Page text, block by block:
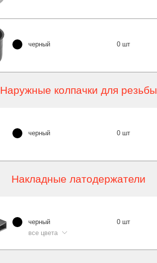
черный 0 шт
Наружные колпачки для резьбы
черный 0 шт
Накладные латодержатели
черный
все цвета
0 шт